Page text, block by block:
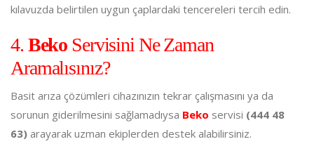
kılavuzda belirtilen uygun çaplardaki tencereleri tercih edin.
4.Beko Servisini Ne Zaman
Aramalısınız?
Basit arıza çözümleri cihazınızın tekrar çalışmasını ya da
sorunun giderilmesini sağlamadıysa Beko servisi (444 48
63) arayarak uzman ekiplerden destek alabilirsiniz.